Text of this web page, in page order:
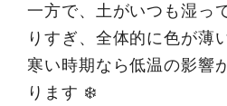
一方で、土がいつも湿っ
りすぎ、全体的に色が薄
寒い時期なら低温の影響
ります ❄️